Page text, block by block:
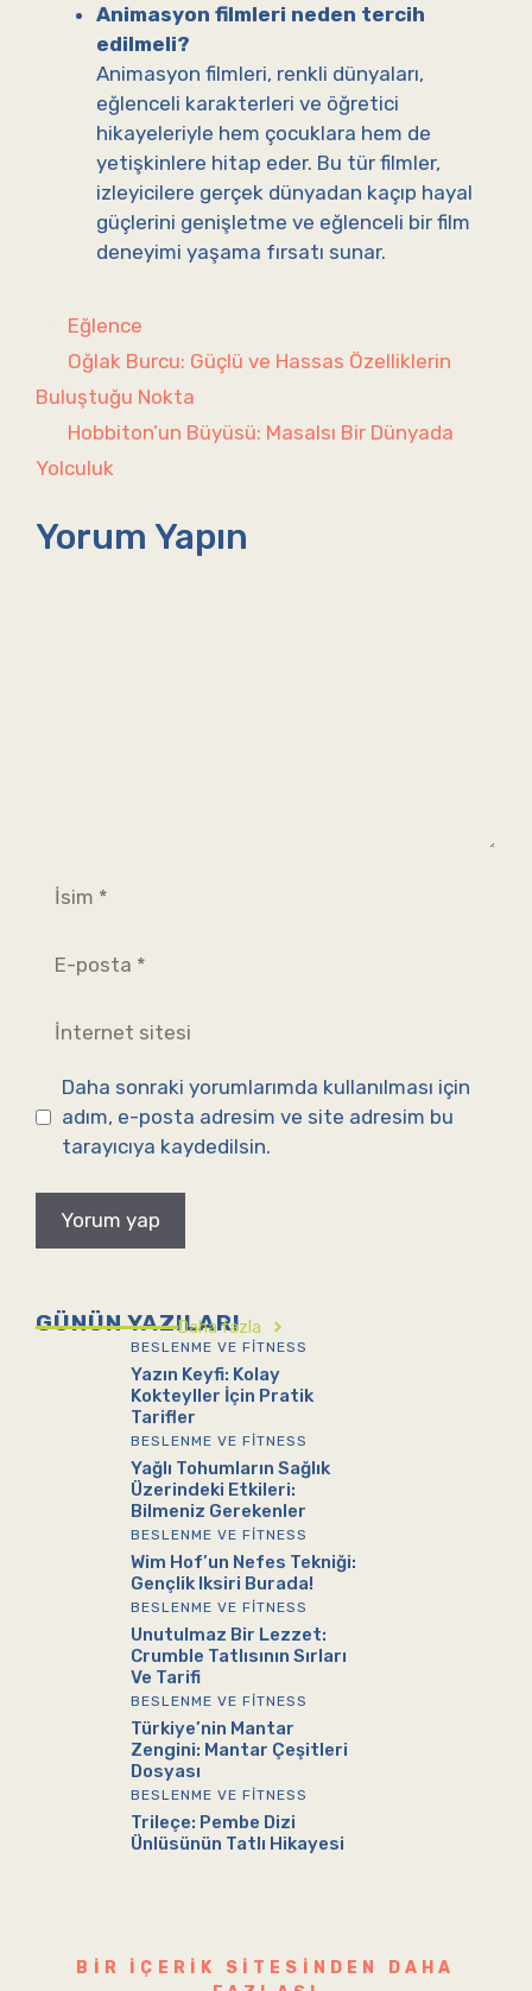
Animasyon filmleri neden tercih
edilmeli?
Animasyon filmleri, renkli dünyaları,
eğlenceli karakterleri ve öğretici
hikayeleriyle hem çocuklara hem de
yetişkinlere hitap eder. Bu tür filmler,
izleyicilere gerçek dünyadan kaçıp hayal
güçlerini genişletme ve eğlenceli bir film
deneyimi yaşama fırsatı sunar.
Kategoriler
Eğlence
Oğlak Burcu: Güçlü ve Hassas Özelliklerin
Buluştuğu Nokta
Hobbiton’un Büyüsü: Masalsı Bir Dünyada
Yolculuk
Yorum Yapın
İsim
posta
İnternet
Daha sonraki yorumlarımda kullanılması için
adım, e-posta adresim ve site adresim bu
tarayıcıya kaydedilsin.
GÜNÜN YAZILARI
Daha fazla
BESLENME VE FITNESS
Yazın Keyfi: Kolay
Kokteyller İçin Pratik
Tarifler
BESLENME VE FITNESS
Yağlı Tohumların Sağlık
Üzerindeki Etkileri:
Bilmeniz Gerekenler
BESLENME VE FITNESS
Wim Hof’un Nefes Tekniği:
Gençlik Iksiri Burada!
BESLENME VE FITNESS
Unutulmaz Bir Lezzet:
Crumble Tatlısının Sırları
Ve Tarifi
BESLENME VE FITNESS
Türkiye’nin Mantar
Zengini: Mantar Çeşitleri
Dosyası
BESLENME VE FITNESS
Trileçe: Pembe Dizi
Ünlüsünün Tatlı Hikayesi
BIR IÇERIK SITESINDEN DAHA